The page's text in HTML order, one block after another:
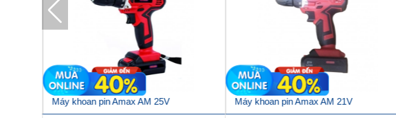
Máy khoan pin Amax AM 25V Máy khoan pin Amax AM 21V